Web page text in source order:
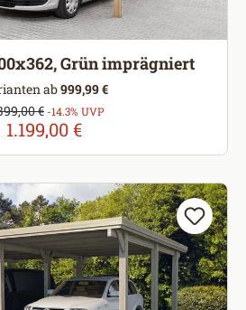
Grün imprägniert
ab999,99 €
1.199,00 €
Preis:
€ -14.3% UVP